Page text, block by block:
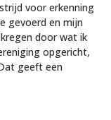
voor erkenning
gevoerd en mijn
door wat ik
opgericht,
geeft een